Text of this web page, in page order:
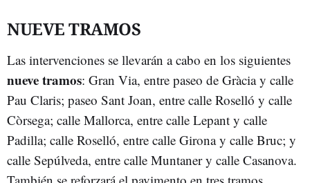
NUEVE TRAMOS
Las intervenciones se llevarán a cabo en los siguientes
nueve tramos: Gran Via, entre paseo de Gràcia y calle
Pau Claris; paseo Sant Joan, entre calle Roselló y calle
Còrsega; calle Mallorca, entre calle Lepant y calle
Padilla; calle Roselló, entre calle Girona y calle Bruc; y
calle Sepúlveda, entre calle Muntaner y calle Casanova.